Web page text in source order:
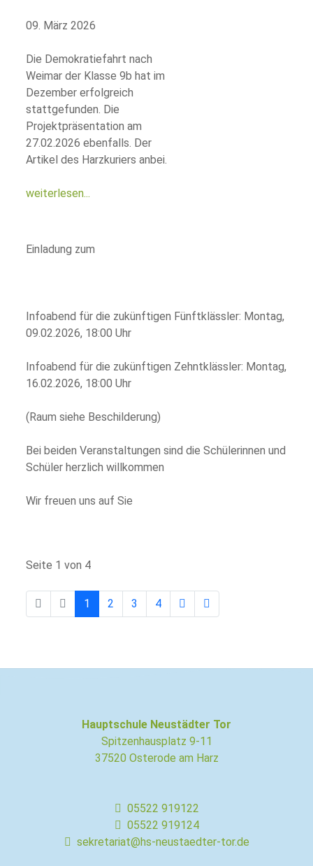
09. März 2026
Die Demokratiefahrt nach
Weimar der Klasse 9b hat im
Dezember erfolgreich
stattgefunden. Die
Projektpräsentation am
27.02.2026 ebenfalls. Der
Artikel des Harzkuriers anbei.
weiterlesen...
Einladung zum
Infoabend für die zukünftigen Fünftklässler: Montag,
09.02.2026, 18:00 Uhr
Infoabend für die zukünftigen Zehntklässler: Montag,
16.02.2026, 18:00 Uhr
(Raum siehe Beschilderung)
Bei beiden Veranstaltungen sind die Schülerinnen und
Schüler herzlich willkommen
Wir freuen uns auf Sie
Seite 1 von 4
1 2 3 4
Hauptschule Neustädter Tor
Spitzenhausplatz 9-11
37520 Osterode am Harz
05522 919122
05522 919124
sekretariat@hs-neustaedter-tor.de